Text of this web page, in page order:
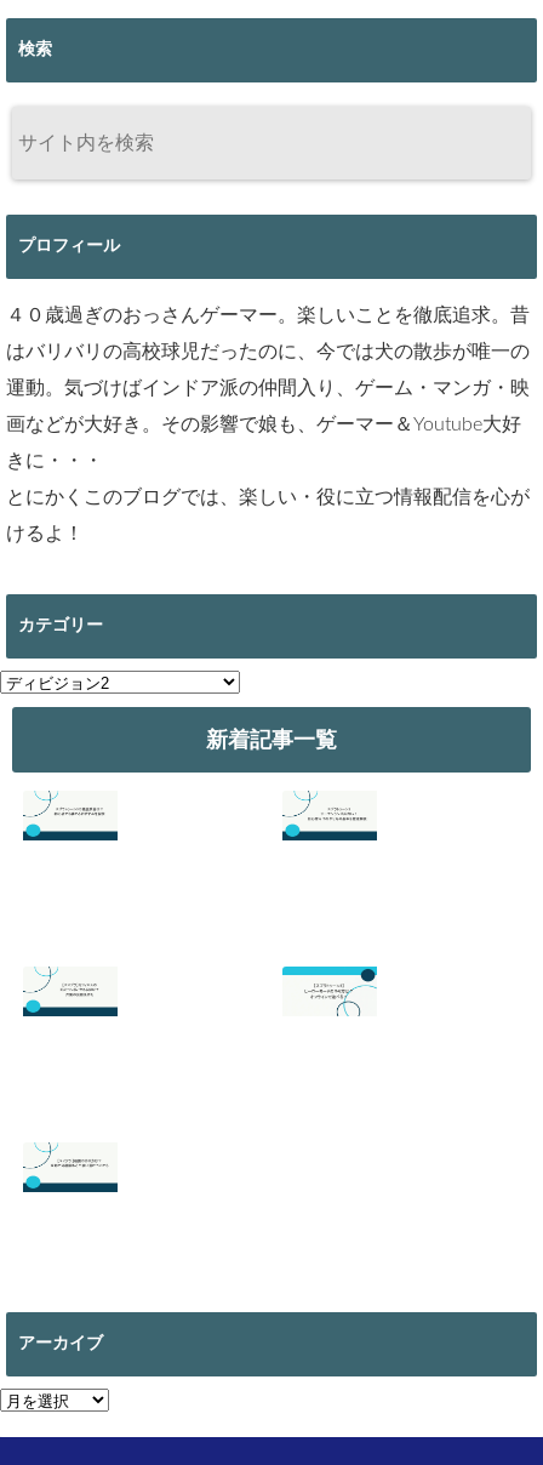
検索
プロフィール
４０歳過ぎのおっさんゲーマー。楽しいことを徹底追求。昔
はバリバリの高校球児だったのに、今では犬の散歩が唯一の
運動。気づけばインドア派の仲間入り、ゲーム・マンガ・映
画などが大好き。その影響で娘も、ゲーマー＆Youtube大好
きに・・・
とにかくこのブログでは、楽しい・役に立つ情報配信を心が
けるよ！
カテゴリー
カ
テ
新着記事一覧
心者でも勝てるお
すすめを解説
2026.07.19
面白い！初心者向
けのやり方の基本
を徹底解説！
ボと立ち回りは？
片翼の発動条件も
2026.06.09
い道についても
アーカイブ
ア